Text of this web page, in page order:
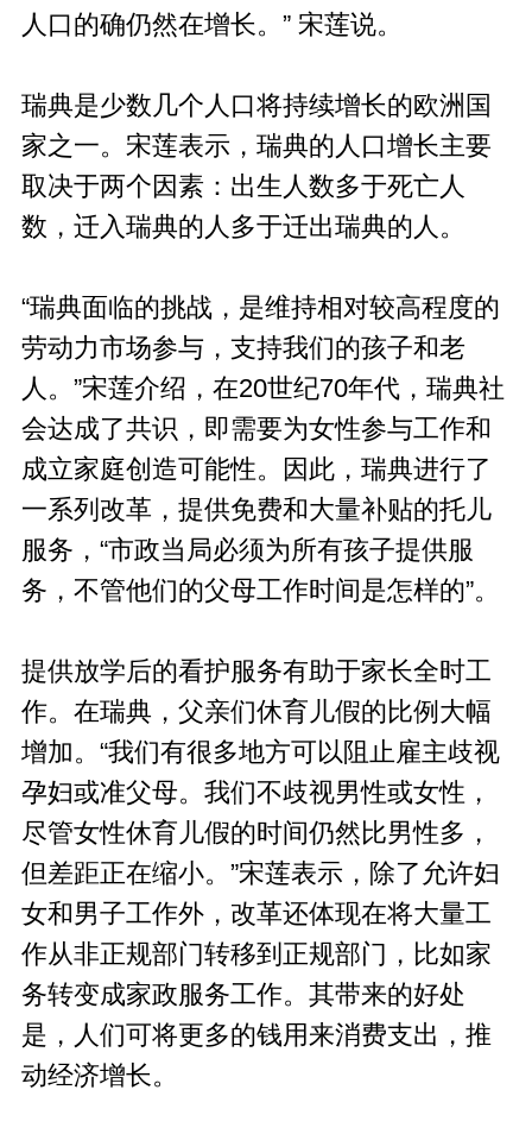
人口的确仍然在增长。” 宋莲说。
瑞典是少数几个人口将持续增长的欧洲国
家之一。宋莲表示，瑞典的人口增长主要
取决于两个因素：出生人数多于死亡人
数，迁入瑞典的人多于迁出瑞典的人。
“瑞典面临的挑战，是维持相对较高程度的
劳动力市场参与，支持我们的孩子和老
人。”宋莲介绍，在20世纪70年代，瑞典社
会达成了共识，即需要为女性参与工作和
成立家庭创造可能性。因此，瑞典进行了
一系列改革，提供免费和大量补贴的托儿
服务，“市政当局必须为所有孩子提供服
务，不管他们的父母工作时间是怎样的”。
提供放学后的看护服务有助于家长全时工
作。在瑞典，父亲们休育儿假的比例大幅
增加。“我们有很多地方可以阻止雇主歧视
孕妇或准父母。我们不歧视男性或女性，
尽管女性休育儿假的时间仍然比男性多，
但差距正在缩小。”宋莲表示， 除了允许妇
女和男子工作外，改革还体现在将大量工
作从非正规部门转移到正规部门，比如家
务转变成家政服务工作。其带来的好处
是，人们可将更多的钱用来消费支出，推
动经济增长。